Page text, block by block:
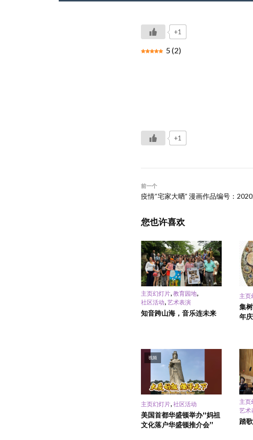
+1
5(2)
+1
前一个
疫情“宅家大晒” 漫画作品编号：
您也许喜欢
主页幻灯片 教育园地
社区活动 艺术表演
知音跨山海，音乐连未来
主页
集
年
视频
主页幻灯片 社区活动
美国首都华盛顿举办“妈祖
文化落户华盛顿推介会”
主页
艺术
踏